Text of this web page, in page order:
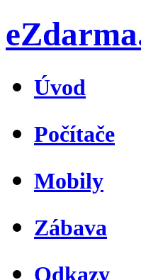
Úvod
Počítače
Mobily
Zábava
Odkazy